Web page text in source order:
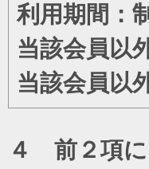
利用期間：
当該会員以
当該会員以
４ 前２項に